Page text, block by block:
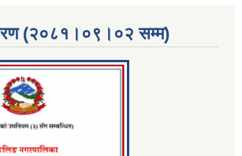
(२०८१।०९।०२ सम्म)